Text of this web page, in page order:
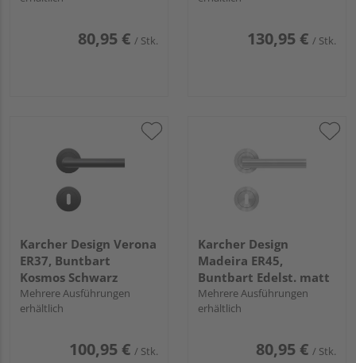
80,95 € / Stk. 130,95 € / Stk.
Karcher Design Verona
ER37, Buntbart
Kosmos Schwarz
Mehrere Ausführungen
erhältlich
100,95 € / Stk.
Karcher Design
Madeira ER45,
Buntbart Edelst. matt
Mehrere Ausführungen
erhältlich
80,95 € / Stk.